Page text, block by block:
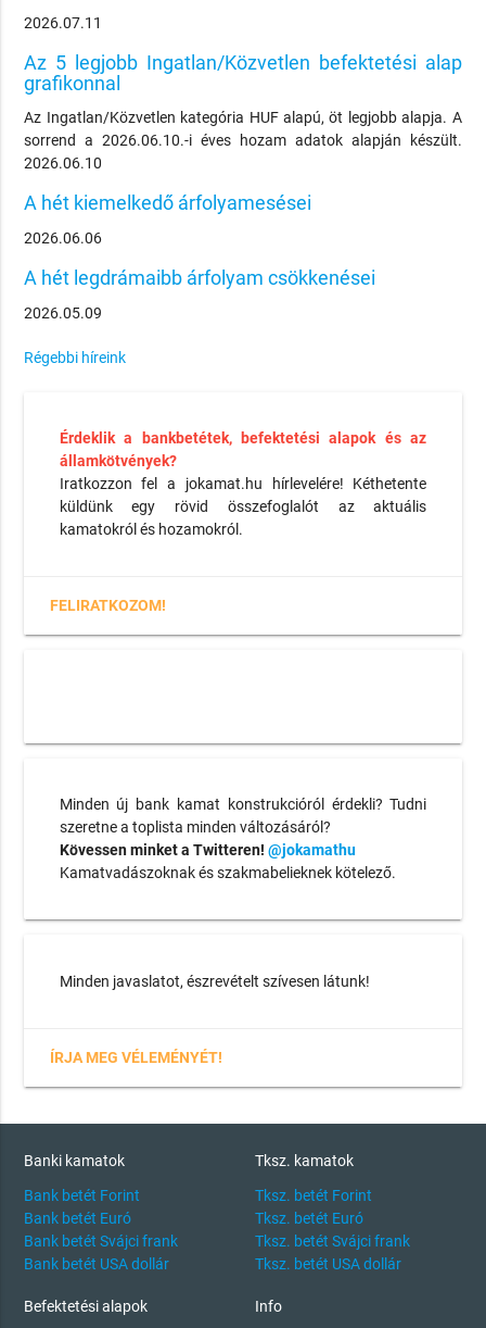
2026.07.11
Az 5 legjobb Ingatlan/Közvetlen befektetési alap
grafikonnal
Az Ingatlan/Közvetlen kategória HUF alapú, öt legjobb alapja. A
sorrend a 2026.06.10.-i éves hozam adatok alapján készült.
2026.06.10
A hét kiemelkedő árfolyamesései
2026.06.06
A hét legdrámaibb árfolyam csökkenései
2026.05.09
Régebbi híreink
Érdeklik a bankbetétek, befektetési alapok és az
államkötvények?
Iratkozzon fel a jokamat.hu hírlevelére! Kéthetente
küldünk egy rövid összefoglalót az aktuális
kamatokról és hozamokról.
FELIRATKOZOM!
Minden új bank kamat konstrukcióról érdekli? Tudni
szeretne a toplista minden változásáról?
Kövessen minket a Twitteren! @jokamathu
Kamatvadászoknak és szakmabelieknek kötelező.
Minden javaslatot, észrevételt szívesen látunk!
ÍRJA MEG VÉLEMÉNYÉT!
Banki kamatok
Bank betét Forint
Bank betét Euró
Bank betét Svájci frank
Bank betét USA dollár
Tksz. kamatok
Tksz. betét Forint
Tksz. betét Euró
Tksz. betét Svájci frank
Tksz. betét USA dollár
Befektetési alapok Info